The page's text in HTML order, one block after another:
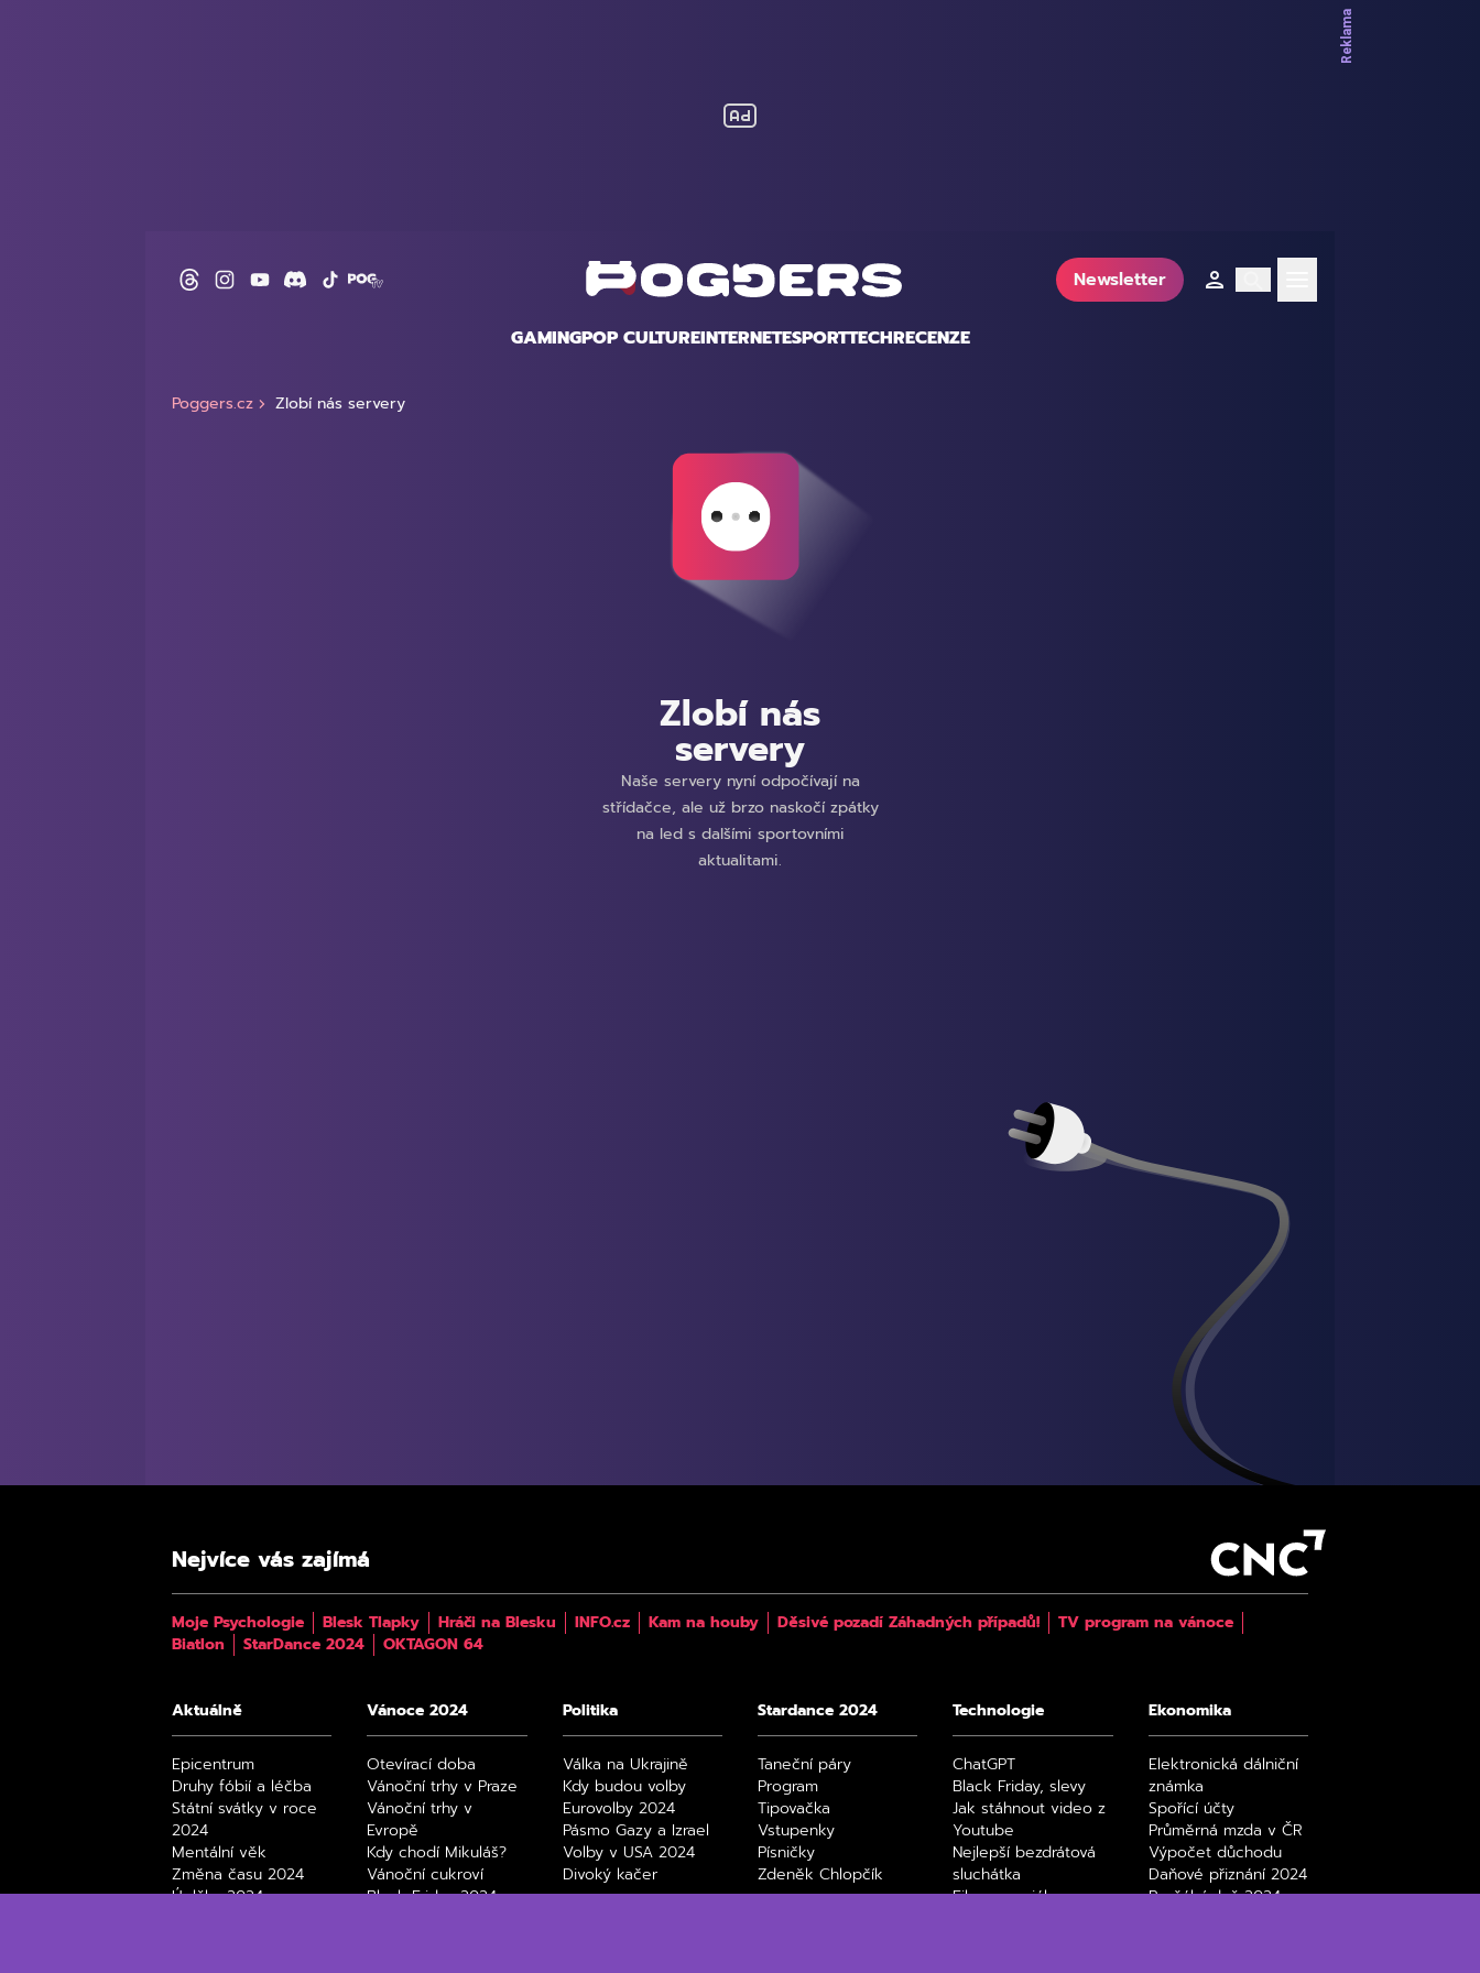
Newsletter
GAMINGPOP CULTUREINTERNETESPORTTECHRECENZE
Poggers.cz Zlobí nás servery
Zlobí nás
servery
Naše servery nyní odpočívají na
střídačce, ale už brzo naskočí zpátky
na led s dalšími sportovními
aktualitami.
Nejvíce vás zajímá
Moje Psychologie Blesk Tlapky Hráči na Blesku INFO.cz Kam na houby Děsivé pozadí Záhadných případů!
TV program na vánoce
Biatlon
StarDance 2024 OKTAGON 64
Aktuálně
Epicentrum
Druhy fóbií a léčba
Státní svátky v roce
2024
Mentální věk
Změna času 2024
Úplňky 2024
Vánoce 2024
Otevírací doba
Vánoční trhy v Praze
Vánoční trhy v
Evropě
Kdy chodí Mikuláš?
Vánoční cukroví
Black Friday 2024
Politika
Válka na Ukrajině
Kdy budou volby
Eurovolby 2024
Pásmo Gazy a Izrael
Volby v USA 2024
Divoký kačer
Stardance 2024
Taneční páry
Program
Tipovačka
Vstupenky
Písničky
Zdeněk Chlopčík
Technologie
ChatGPT
Black Friday, slevy
Jak stáhnout video z
Youtube
Nejlepší bezdrátová
sluchátka
Filmy a seriály na
Ekonomika
Elektronická dálniční
známka
Spořící účty
Průměrná mzda v ČR
Výpočet důchodu
Daňové přiznání 2024
Paušální daň 2024